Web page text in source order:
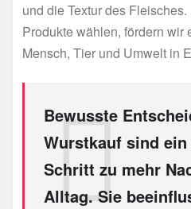
und die Textur des
Produkte wählen, fördern wir
Mensch, Tier und Umwelt in
Bewusste
Wurstkauf sind
Schritt zu mehr
Alltag. Sie